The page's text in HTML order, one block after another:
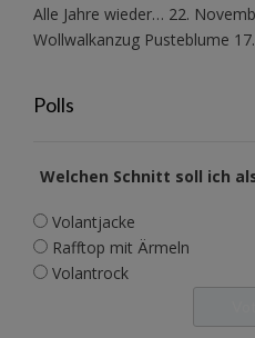
Alle Jahre wieder… 22.
Wollwalkanzug Pusteblume
Polls
Welchen Schnitt soll ich
Volantjacke
Rafftop mit Ärmeln
Volantrock